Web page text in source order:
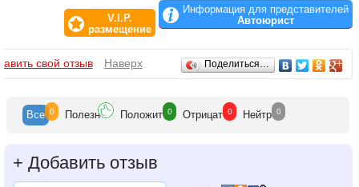
V.I.P.
размещение
Информация для представителей
Автоюрист
Отзывы
свой отзыв Наверх Поделиться…
Все 0 Полезн Положит 0 Отрицат 0 Нейтр 0
+ Добавить отзыв